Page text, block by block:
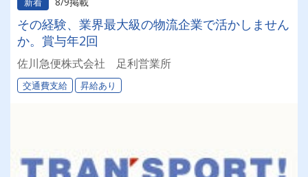
その経験、業界最大級の物流企業で活かしません
か。賞与年2回
佐川急便株式会社 足利営業所
交通費支給 昇給あり